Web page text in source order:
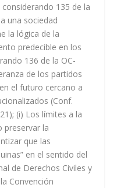
135 de la
una sociedad
la lógica de la
predecible en los
136 de la OC-
de los partidos
el futuro cercano a
(Conf.
(i) Los límites a la
preservar la
que las
en el sentido del
de Derechos Civiles y
Convención